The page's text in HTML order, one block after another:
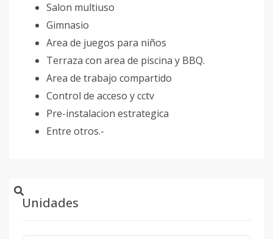
Salon multiuso
Gimnasio
Area de juegos para niños
Terraza con area de piscina y BBQ.
Area de trabajo compartido
Control de acceso y cctv
Pre-instalacion estrategica
Entre otros.-
Unidades